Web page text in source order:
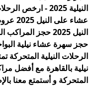
النيلية 2025 -
عشاء
النيل 2025 حجز
حجز سهرة عشاء نيلية
الرحلات النيلية المتحركة
نيلية بالقاهرة مع أفضل
المتحركة و أستمتع معنا